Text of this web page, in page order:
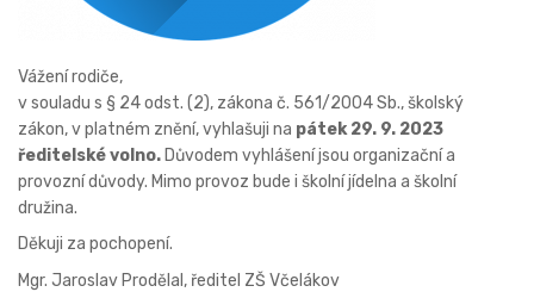
Vážení rodiče,
v souladu s § 24 odst. (2), zákona č. 561/2004 Sb., školský
zákon, v platném znění, vyhlašuji na pátek 29. 9. 2023
ředitelské volno. Důvodem vyhlášení jsou organizační a
provozní důvody. Mimo provoz bude i školní jídelna a školní
družina.
Děkuji za pochopení.
Mgr. Jaroslav Prodělal, ředitel ZŠ Včelákov